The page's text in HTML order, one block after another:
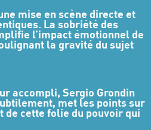
mise en scène directe et
La sobriété des
l’impact émotionnel de
la gravité du sujet
accompli, Sergio Grondin
met les points sur
de cette folie du pouvoir qui